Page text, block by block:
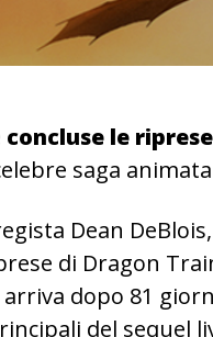
concluse le
saga
Dean
di Dragon
arriva dopo 81
del sequel